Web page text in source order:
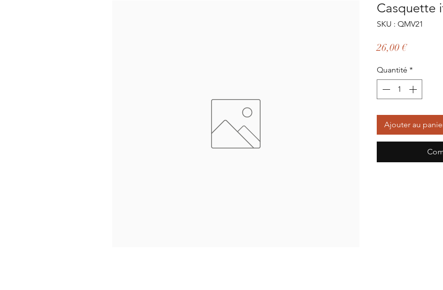
Casquette
SKU : QMV21
26,00 €Prix
Quantité *
Ajouter au